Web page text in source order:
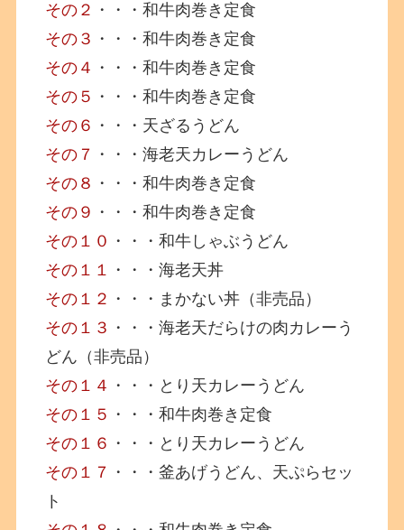
その２ ・・・和牛肉巻き定食
その３ ・・・和牛肉巻き定食
その４ ・・・和牛肉巻き定食
その５ ・・・和牛肉巻き定食
その６ ・・・天ざるうどん
その７ ・・・海老天カレーうどん
その８ ・・・和牛肉巻き定食
その９ ・・・和牛肉巻き定食
その１０ ・・・和牛しゃぶうどん
その１１ ・・・海老天丼
その１２ ・・・まかない丼（非売品）
その１３ ・・・海老天だらけの肉カレーう
どん（非売品）
その１４ ・・・とり天カレーうどん
その１５ ・・・和牛肉巻き定食
その１６ ・・・とり天カレーうどん
その１７ ・・・釜あげうどん、天ぷらセッ
ト